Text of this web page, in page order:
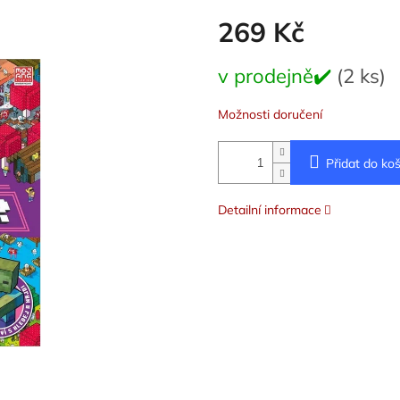
269 Kč
cena:
v prodejně✔️ (2 ks)
Možnosti doručení
Přidat do
Detailní informace